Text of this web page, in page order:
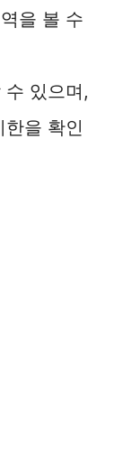
을 볼 수
수 있으며,
을 확인